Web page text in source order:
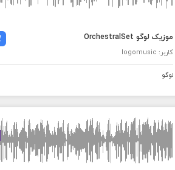
موزیک لوگو OrchestralSet
کاربر: logomusic
لوگو
MEDIA_ELEMENT_ERROR: Empty src attribute